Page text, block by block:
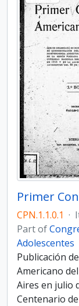
CPN.1.1.0.1 ·
Part of
Adolescentes
Publicación
Americano
Aires en julio
Centenario